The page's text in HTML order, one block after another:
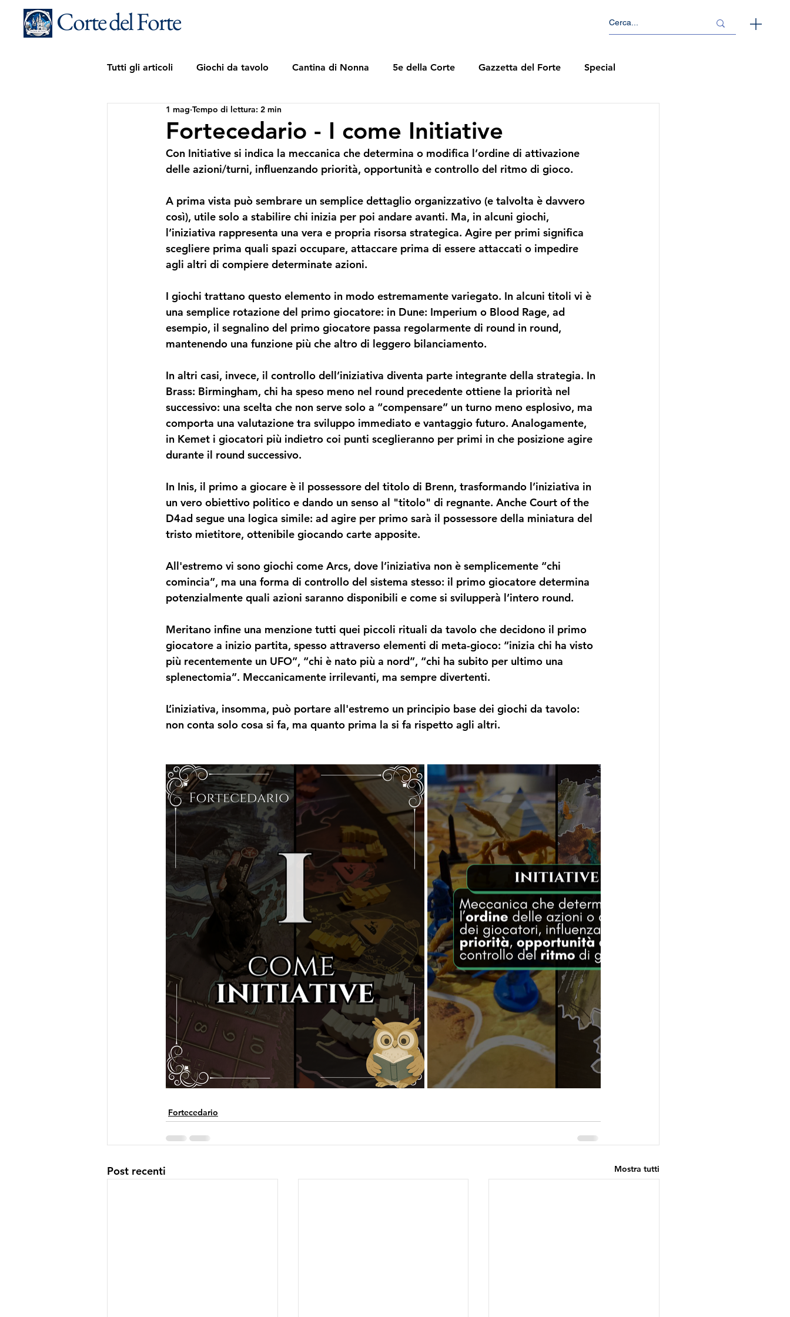
Corte del Forte
Tutti gli articoli Giochi da tavolo Cantina di Nonna 5e della Corte Gazzetta del Forte Special
Fortecedario
Fortecedario - I come Initiative
1 mag Tempo di lettura: 2 min
Con Initiative si indica la meccanica che determina o modifica l’ordine di attivazione
delle azioni/turni, influenzando priorità, opportunità e controllo del ritmo di gioco.
A prima vista può sembrare un semplice dettaglio organizzativo (e talvolta è davvero
così), utile solo a stabilire chi inizia per poi andare avanti. Ma, in alcuni giochi,
l’iniziativa rappresenta una vera e propria risorsa strategica. Agire per primi significa
scegliere prima quali spazi occupare, attaccare prima di essere attaccati o impedire
agli altri di compiere determinate azioni.
I giochi trattano questo elemento in modo estremamente variegato. In alcuni titoli vi è
una semplice rotazione del primo giocatore: in Dune: Imperium o Blood Rage, ad
esempio, il segnalino del primo giocatore passa regolarmente di round in round,
mantenendo una funzione più che altro di leggero bilanciamento.
In altri casi, invece, il controllo dell’iniziativa diventa parte integrante della strategia. In
Brass: Birmingham, chi ha speso meno nel round precedente ottiene la priorità nel
successivo: una scelta che non serve solo a “compensare” un turno meno esplosivo, ma
comporta una valutazione tra sviluppo immediato e vantaggio futuro. Analogamente,
in Kemet i giocatori più indietro coi punti sceglieranno per primi in che posizione agire
durante il round successivo.
In Inis, il primo a giocare è il possessore del titolo di Brenn, trasformando l’iniziativa in
un vero obiettivo politico e dando un senso al "titolo" di regnante. Anche Court of the
D4ad segue una logica simile: ad agire per primo sarà il possessore della miniatura del
tristo mietitore, ottenibile giocando carte apposite.
All'estremo vi sono giochi come Arcs, dove l’iniziativa non è semplicemente “chi
comincia”, ma una forma di controllo del sistema stesso: il primo giocatore determina
potenzialmente quali azioni saranno disponibili e come si svilupperà l’intero round.
Meritano infine una menzione tutti quei piccoli rituali da tavolo che decidono il primo
giocatore a inizio partita, spesso attraverso elementi di meta-gioco: “inizia chi ha visto
più recentemente un UFO”, “chi è nato più a nord”, “chi ha subito per ultimo una
splenectomia”. Meccanicamente irrilevanti, ma sempre divertenti.
L’iniziativa, insomma, può portare all'estremo un principio base dei giochi da tavolo:
non conta solo cosa si fa, ma quanto prima la si fa rispetto agli altri.
Fortecedario
Post recenti Mostra tutti